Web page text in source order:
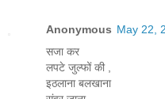
Anonymous May 22,
सजा कर
लपटे जुल्फों की ,
इठलाना बलखाना